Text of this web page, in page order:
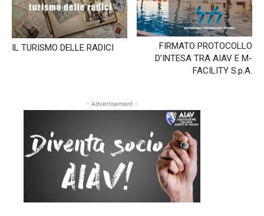
IL TURISMO DELLE RADICI
FIRMATO PROTOCOLLO
D’INTESA TRA AIAV E M-
FACILITY S.p.A.
- Advertisement -